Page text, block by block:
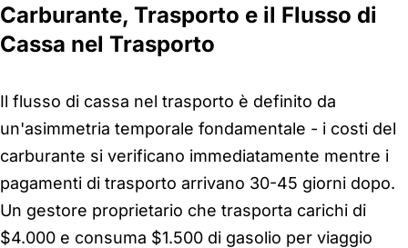
Carburante, Trasporto e il Flusso di
Cassa nel Trasporto
Il flusso di cassa nel trasporto è definito da
un'asimmetria temporale fondamentale - i costi del
carburante si verificano immediatamente mentre i
pagamenti di trasporto arrivano 30-45 giorni dopo.
Un gestore proprietario che trasporta carichi di
$4.000 e consuma $1.500 di gasolio per viaggio